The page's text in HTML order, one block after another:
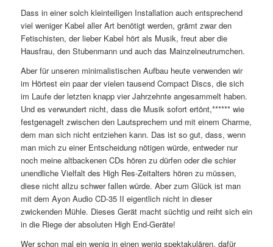
Dass in einer solch kleinteiligen Installation auch entsprechend
viel weniger Kabel aller Art benötigt werden, grämt zwar den
Fetischisten, der lieber Kabel hört als Musik, freut aber die
Hausfrau, den Stubenmann und auch das Mainzelneutrumchen.
Aber für unseren minimalistischen Aufbau heute verwenden wir
im Hörtest ein paar der vielen tausend Compact Discs, die sich
im Laufe der letzten knapp vier Jahrzehnte angesammelt haben.
Und es verwundert nicht, dass die Musik sofort ertönt,****** wie
festgenagelt zwischen den Lautsprechern und mit einem Charme,
dem man sich nicht entziehen kann. Das ist so gut, dass, wenn
man mich zu einer Entscheidung nötigen würde, entweder nur
noch meine altbackenen CDs hören zu dürfen oder die schier
unendliche Vielfalt des High Res-Zeitalters hören zu müssen,
diese nicht allzu schwer fallen würde. Aber zum Glück ist man
mit dem Ayon Audio CD-35 II eigentlich nicht in dieser
zwickenden Mühle. Dieses Gerät macht süchtig und reiht sich ein
in die Riege der absoluten High End-Geräte!
Wer schon mal ein wenig in einen wenig spektakulären, dafür